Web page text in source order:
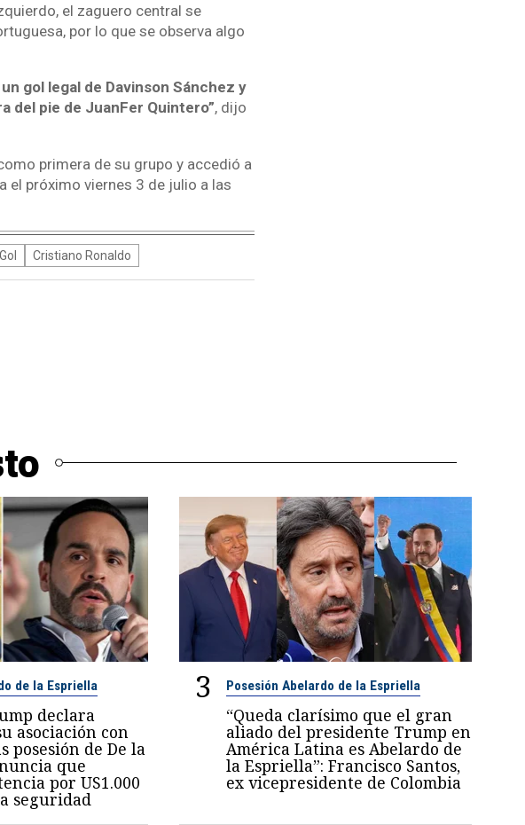
el zaguero central se
por lo que se observa algo
gol legal de Davinson Sánchez y
del pie de JuanFer Quintero”, dijo
primera de su grupo y accedió a
el próximo viernes 3 de julio a las
Gol Cristiano Ronaldo
de la Espriella
declara
asociación con
posesión de De la
que
por US1.000
seguridad
3 Posesión Abelardo de la Espriella
“Queda clarísimo que el gran
aliado del presidente Trump en
América Latina es Abelardo de
la Espriella”: Francisco Santos,
ex vicepresidente de Colombia